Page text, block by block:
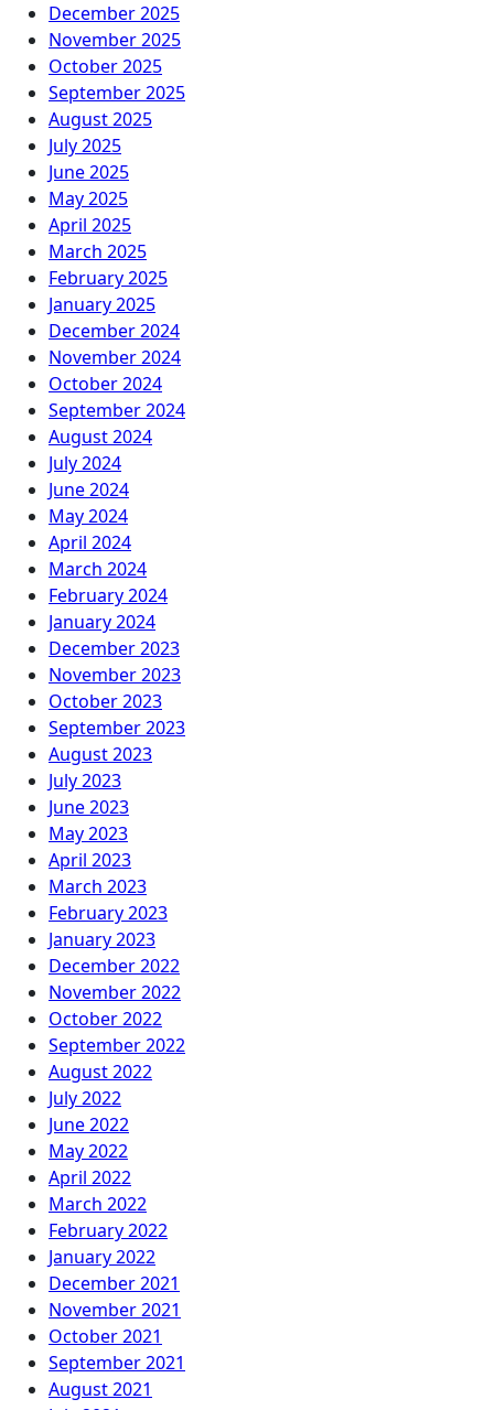
December 2025
November 2025
October 2025
September 2025
August 2025
July 2025
June 2025
May 2025
April 2025
March 2025
February 2025
January 2025
December 2024
November 2024
October 2024
September 2024
August 2024
July 2024
June 2024
May 2024
April 2024
March 2024
February 2024
January 2024
December 2023
November 2023
October 2023
September 2023
August 2023
July 2023
June 2023
May 2023
April 2023
March 2023
February 2023
January 2023
December 2022
November 2022
October 2022
September 2022
August 2022
July 2022
June 2022
May 2022
April 2022
March 2022
February 2022
January 2022
December 2021
November 2021
October 2021
September 2021
August 2021